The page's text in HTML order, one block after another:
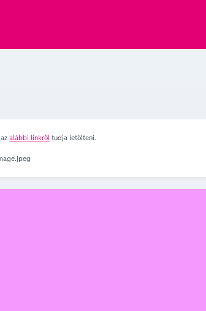
alábbi linkről tudja letölteni.